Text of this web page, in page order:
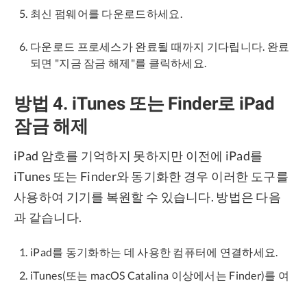
최신 펌웨어를 다운로드하세요.
다운로드 프로세스가 완료될 때까지 기다립니다. 완료
되면 "지금 잠금 해제"를 클릭하세요.
방법 4. iTunes 또는 Finder로 iPad
잠금 해제
iPad 암호를 기억하지 못하지만 이전에 iPad를
iTunes 또는 Finder와 동기화한 경우 이러한 도구를
사용하여 기기를 복원할 수 있습니다. 방법은 다음
과 같습니다.
iPad를 동기화하는 데 사용한 컴퓨터에 연결하세요.
iTunes(또는 macOS Catalina 이상에서는 Finder)를 여